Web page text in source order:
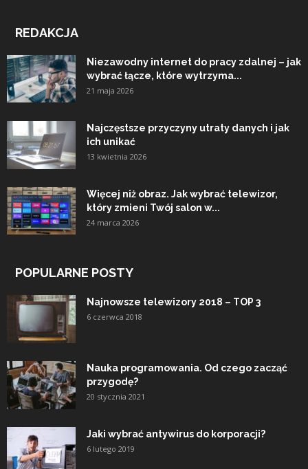
REDAKCJA
Niezawodny internet do pracy zdalnej – jak
wybrać łącze, które wytrzyma...
21 maja 2026
Najczęstsze przyczyny utraty danych i jak
ich unikać
13 kwietnia 2026
Więcej niż obraz. Jak wybrać telewizor,
który zmieni Twój salon w...
24 marca 2026
POPULARNE POSTY
Najnowsze telewizory 2018 – TOP 3
6 czerwca 2018
Nauka programowania. Od czego zacząć
przygodę?
20 stycznia 2021
Jaki wybrać antywirus do korporacji?
6 lutego 2019